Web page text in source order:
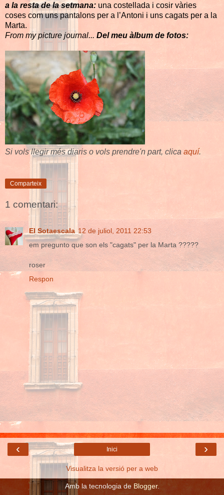
a la resta de la setmana: una costellada i cosir vàries
coses com uns pantalons per a l’Antoni i uns cagats per a la
Marta.
From my picture journal... Del meu àlbum de fotos:
Si vols llegir més diaris o vols prendre'n part, clica aquí.
Comparteix
1 comentari:
El Sotaescala 12 de juliol, 2011 22:53
em pregunto que son els "cagats" per la Marta ?????
roser
Respon
‹ ›
Inici
Visualitza la versió per a web
Amb la tecnologia de Blogger.